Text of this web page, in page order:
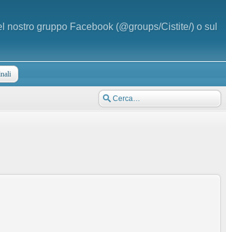
nostro gruppo Facebook (@groups/Cistite/) o sul